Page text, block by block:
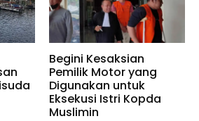
Begini Kesaksian
Pemilik Motor yang
Digunakan untuk
Eksekusi Istri Kopda
Muslimin